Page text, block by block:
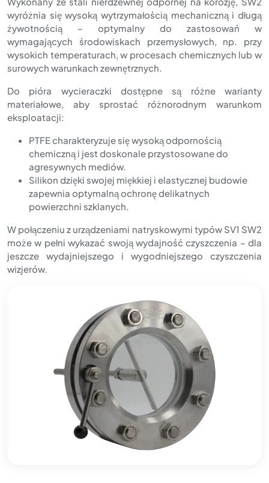
wyróżnia się wysoką wytrzymałością mechaniczną i długą
żywotnością – optymalny do zastosowań w
wymagających środowiskach przemysłowych, np. przy
wysokich temperaturach, w procesach chemicznych lub w
surowych warunkach zewnętrznych.
Do pióra wycieraczki dostępne są różne warianty
materiałowe, aby sprostać różnorodnym warunkom
eksploatacji:
PTFE charakteryzuje się wysoką odpornością
chemiczną i jest doskonale przystosowane do
agresywnych mediów.
Silikon dzięki swojej miękkiej i elastycznej budowie
zapewnia optymalną ochronę delikatnych
powierzchni szklanych.
W połączeniu z urządzeniami natryskowymi typów SV1 SW2
może w pełni wykazać swoją wydajność czyszczenia – dla
jeszcze wydajniejszego i wygodniejszego czyszczenia
wizjerów.